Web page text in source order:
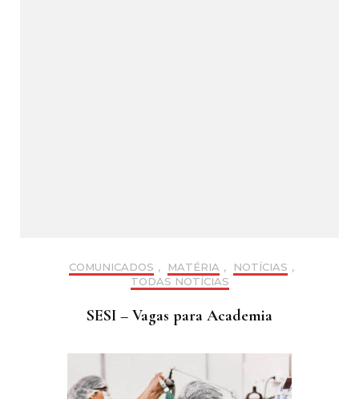
COMUNICADOS , MATÉRIA , NOTÍCIAS ,
TODAS NOTÍCIAS
SESI – Vagas para Academia